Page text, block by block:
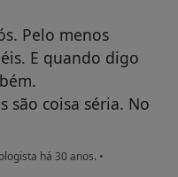
Pelo menos
E quando digo
são coisa séria. No
há 30 anos. •